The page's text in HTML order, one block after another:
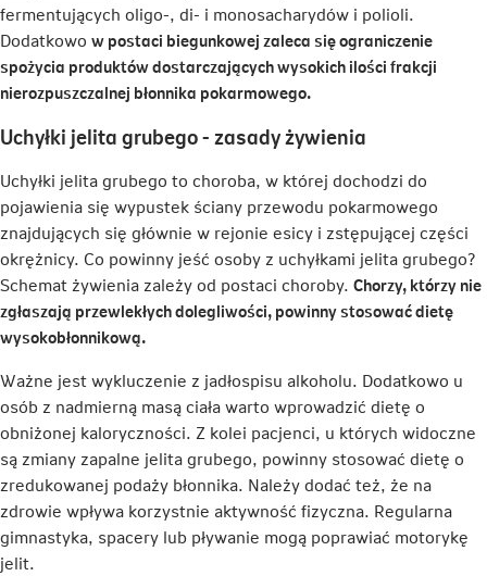
otwiera
się
w
nowej
fermentujących oligo-, di- i monosacharydów i polioli.
Dodatkowo w postaci biegunkowej zaleca się ograniczenie
spożycia produktów dostarczających wysokich ilości frakcji
nierozpuszczalnej błonnika pokarmowego.
Uchyłki jelita grubego - zasady żywienia
Uchyłki jelita grubego to choroba, w której dochodzi do
pojawienia się wypustek ściany przewodu pokarmowego
znajdujących się głównie w rejonie esicy i zstępującej części
okrężnicy. Co powinny jeść osoby z uchyłkami jelita grubego?
Schemat żywienia zależy od postaci choroby. Chorzy, którzy nie
zgłaszają przewlekłych dolegliwości, powinny stosować dietę
wysokobłonnikową.
Ważne jest wykluczenie z jadłospisu alkoholu. Dodatkowo u
osób z nadmierną masą ciała warto wprowadzić dietę o
obniżonej kaloryczności. Z kolei pacjenci, u których widoczne
są zmiany zapalne jelita grubego, powinny stosować dietę o
zredukowanej podaży błonnika. Należy dodać też, że na
zdrowie wpływa korzystnie aktywność fizyczna. Regularna
gimnastyka, spacery lub pływanie mogą poprawiać motorykę
jelit.